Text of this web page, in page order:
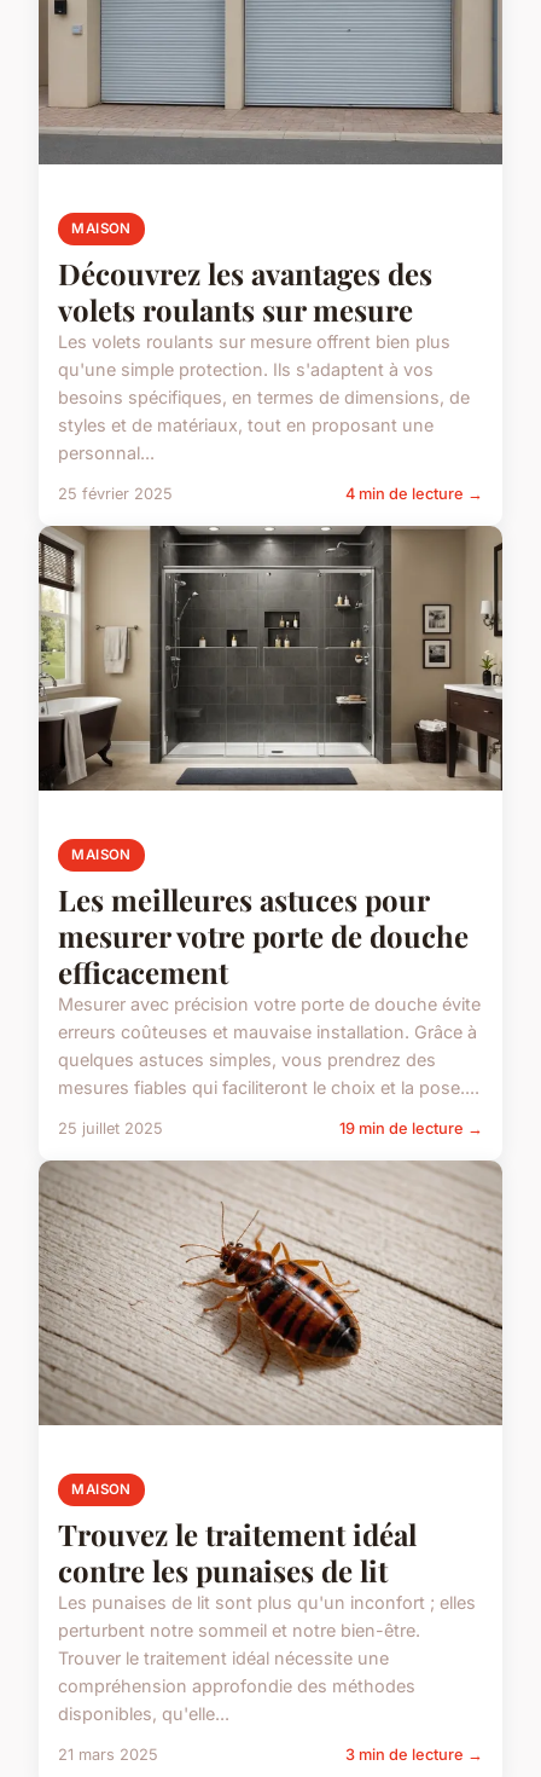
MAISON
Découvrez les avantages des
volets roulants sur mesure
Les volets roulants sur mesure offrent bien plus
qu'une simple protection. Ils s'adaptent à vos
besoins spécifiques, en termes de dimensions, de
styles et de matériaux, tout en proposant une
personnal...
25 février 2025 4 min de lecture →
MAISON
Les meilleures astuces pour
mesurer votre porte de douche
efficacement
Mesurer avec précision votre porte de douche évite
erreurs coûteuses et mauvaise installation. Grâce à
quelques astuces simples, vous prendrez des
mesures fiables qui faciliteront le choix et la pose....
25 juillet 2025 19 min de lecture →
MAISON
Trouvez le traitement idéal
contre les punaises de lit
Les punaises de lit sont plus qu'un inconfort ; elles
perturbent notre sommeil et notre bien-être.
Trouver le traitement idéal nécessite une
compréhension approfondie des méthodes
disponibles, qu'elle...
21 mars 2025 3 min de lecture →